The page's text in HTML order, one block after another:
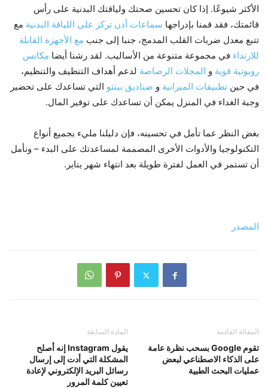
الأكثر شيوعًا. إذا كان تحسين صحتك ولياقتك البدنية على رأس
قائمتك، فقد قمنا بإدراجها سماعات أذن تركز على اللياقة البدنية مع
تتبع معدل ضربات القلب المدمج، جنبا إلى جنب مع الأجهزة القابلة
للارتداء في مجموعة متنوعة من الأساليب. لقد رشنا أيضا مكانس
روبوتية قوية و المجلات الرصاصة لدعم أهداف التنظيف والتنظيم،
في حين تطبيقات الميزانية و صناديق بينتو التي تساعدك على تحضير
وجبة الغداء في المنزل يمكن أن تساعدك على توفير المال.
بغض النظر عما تأمل في تحسينه، فإن دليلنا مليء بجميع أنواع
التكنولوجيا والأدوات الأخرى المصممة لمساعدتك على البدء – ونأمل
أن تستمر في العمل لفترة طويلة بعد انتهاء شهر يناير.
المصدر
المادة السابقة
يقول Instagram إنه أصلح
المشكلة التي أدت إلى إرسال
رسائل البريد الإلكتروني لإعادة
تعيين كلمة المرور
المقالة القادمة
تقوم Google بسحب نظرة عامة
على الذكاء الاصطناعي لبعض
عمليات البحث الطبية